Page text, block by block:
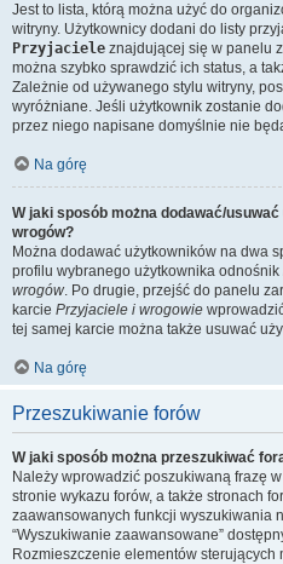
Jest to lista, którą można użyć do
witryny. Użytkownicy dodani do listy
Przyjaciele znajdującej się w panelu
można szybko sprawdzić ich status, a
Zależnie od używanego stylu witryny,
wyróżniane. Jeśli użytkownik zostanie
przez niego napisane domyślnie nie
Na górę
W jaki sposób można dodawać/
wrogów?
Można dodawać użytkowników na dwa
profilu wybranego użytkownika odnośnik
wrogów. Po drugie, przejść do panelu
karcie Przyjaciele i wrogowie
tej samej karcie można także usuwać
Na górę
Przeszukiwanie forów
W jaki sposób można przeszukiwać
Należy wprowadzić poszukiwaną frazę
stronie wykazu forów, a także stronach
zaawansowanych funkcji wyszukiwania
“Wyszukiwanie zaawansowane”
Rozmieszczenie elementów